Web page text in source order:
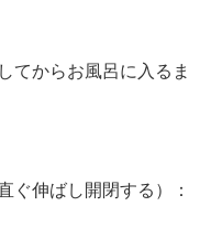
てからお風呂に入るま
ぐ伸ばし開閉する）：